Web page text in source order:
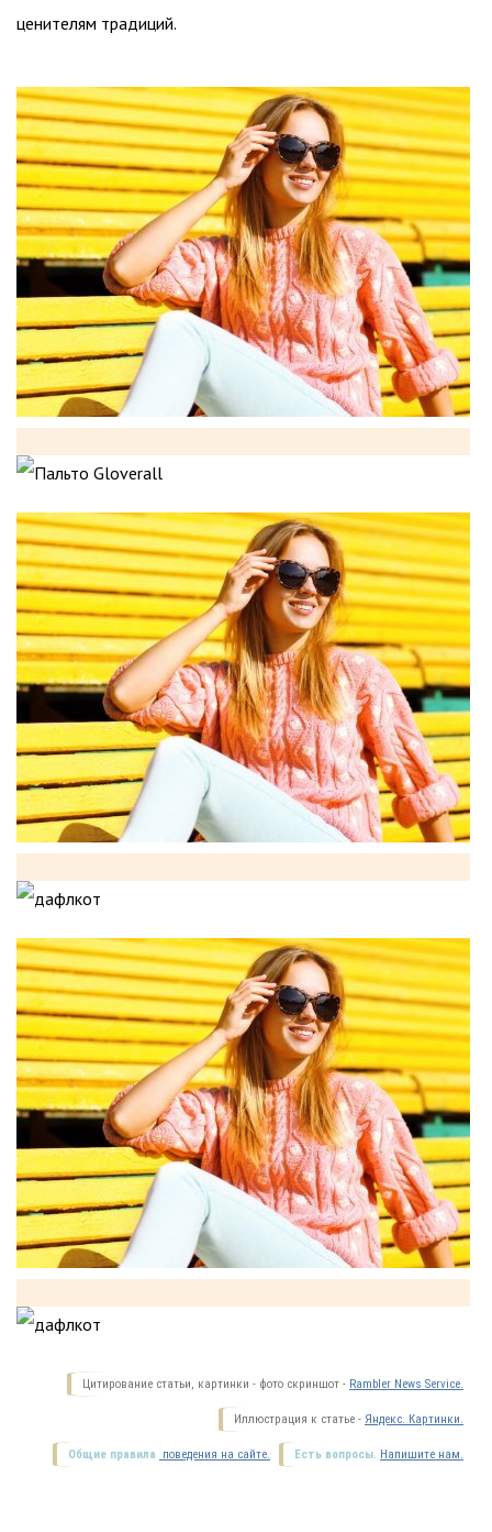
ценителям традиций.
Цитирование статьи, картинки - фото скриншот - Rambler News Service.
Иллюстрация к статье - Яндекс. Картинки.
Есть вопросы. Напишите нам.
Общие правила поведения на сайте.